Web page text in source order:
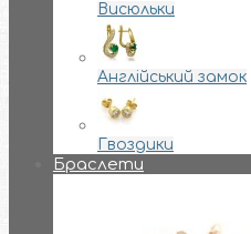
Висюльки
Англійський замок
Гвоздики
Браслети